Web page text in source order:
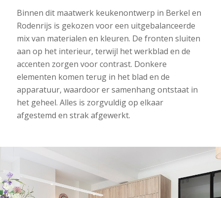
Binnen dit maatwerk keukenontwerp in Berkel en
Rodenrijs is gekozen voor een uitgebalanceerde
mix van materialen en kleuren. De fronten sluiten
aan op het interieur, terwijl het werkblad en de
accenten zorgen voor contrast. Donkere
elementen komen terug in het blad en de
apparatuur, waardoor er samenhang ontstaat in
het geheel. Alles is zorgvuldig op elkaar
afgestemd en strak afgewerkt.